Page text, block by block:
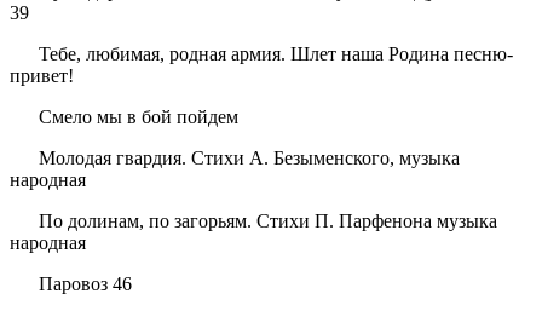
39
Тебе, любимая, родная армия. Шлет наша Родина песню-
привет!
Смело мы в бой пойдем
Молодая гвардия. Стихи А. Безыменского, музыка
народная
По долинам, по загорьям. Стихи П. Парфенона музыка
народная
Паровоз 46